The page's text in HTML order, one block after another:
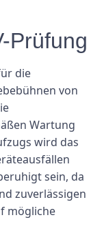
Prüfung
die
von
Wartung
wird das
sein, da
zuverlässigen
mögliche